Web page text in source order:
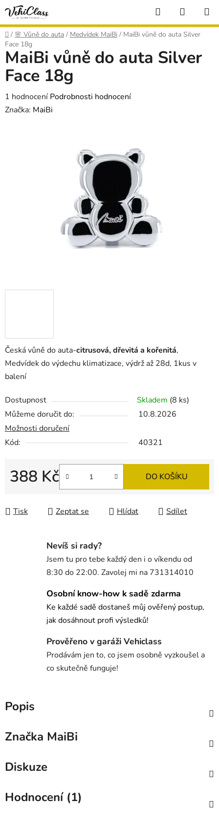
Přejít
obsah
Hledat
KOŠÍK
Domů
/ 🌸 Vůně do auta / Medvídek MaiBi / MaiBi vůně do auta Silver
Face 18g
Česká vůně do auta-citrusová, dřevitá a kořenitá,
Medvídek do výdechu klimatizace, výdrž až 28d, 1kus v
balení
Dostupnost Skladem (8 ks)
Můžeme doručit do:
10.8.2026
Možnosti doručení
Kód:
40321
388 Kč DO KOŠÍKU
Tisk Zeptat se Hlídat Sdílet
MaiBi vůně do auta Silver
Face 18g
Průměrné
hodnocení
1 hodnocení Podrobnosti hodnocení
Značka: MaiBi
Nevíš si rady?
Jsem tu pro tebe každý den i o víkendu od
8:30 do 22:00. Zavolej mi na 731314010
Osobní know-how k sadě zdarma
Ke každé sadě dostaneš můj ověřený postup,
jak dosáhnout profi výsledků!
Prověřeno v garáži Vehiclass
Prodávám jen to, co jsem osobně vyzkoušel a
co skutečně funguje!
Popis
Značka MaiBi
Diskuze
Hodnocení (1)